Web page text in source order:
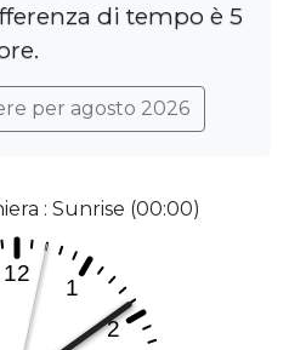
di tempo è 5
per agosto 2026
: Sunrise (00:00)